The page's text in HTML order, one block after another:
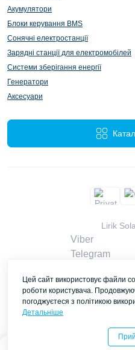
Акумулятори
Блоки керування BMS
Сонячні електростанції
Зарядні станції для електромобілей
Системи зберігання енергії
Генератори
Аксесуари
Lirik
Viber
Telegram
Замовити
Цей сайт використовує файли
роботи користувача.
погоджуєтеся з політикою
Детальніше